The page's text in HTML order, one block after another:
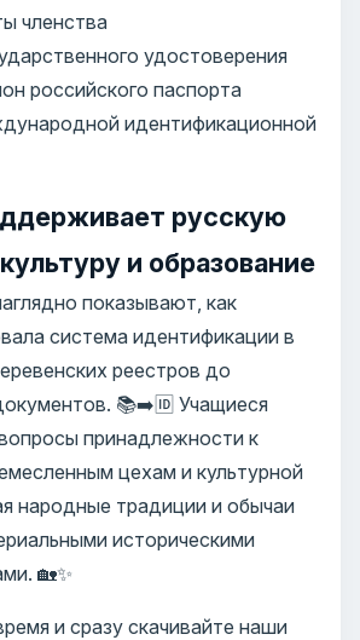
членства
удостоверения
российского паспорта
идентификационной
русскую
и образование
показывают, как
система идентификации в
реестров до
📚➡️🆔 Учащиеся
принадлежности к
цехам и культурной
народные традиции и обычаи
историческими
🏡✨
и сразу скачивайте наши